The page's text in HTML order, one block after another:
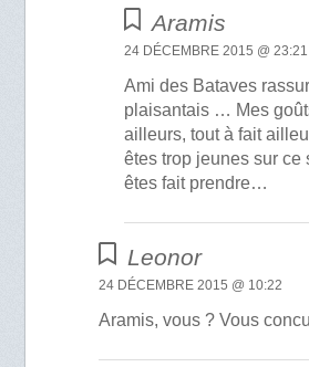
Aramis
24 DÉCEMBRE 2015 @ 23:21
Ami des Bataves
plaisantais … Mes
ailleurs, tout à fait
êtes trop jeunes sur ce
êtes fait prendre…
Leonor
24 DÉCEMBRE 2015 @ 10:22
Aramis, vous ? Vous